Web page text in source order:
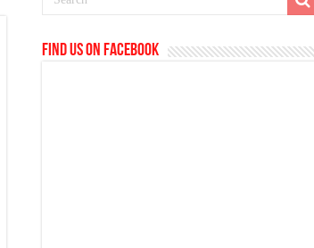
Find us on Facebook